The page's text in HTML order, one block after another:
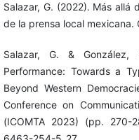
Salazar, G. (2022). Más allá
de la prensa local mexicana.
Salazar, G. &
Performance: Towards a
Beyond Western
Conference on
(ICOMTA 2023) (pp. 270-